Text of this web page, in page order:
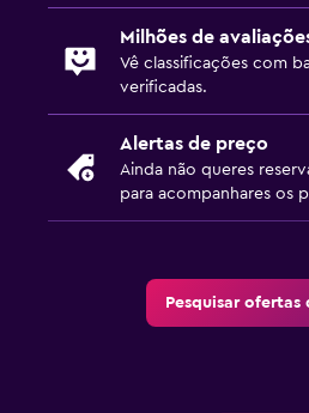
Milhões de
Vê classificações com
verificadas.
Alertas de preço
Ainda não queres
para acompanhares os
Pesquisar ofertas